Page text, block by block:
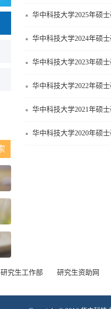
华中科技大学2025年硕
华中科技大学2024年硕
华中科技大学2023年硕
华中科技大学2022年硕
华中科技大学2021年硕
华中科技大学2020年硕
研究生工作部 研究生资助网